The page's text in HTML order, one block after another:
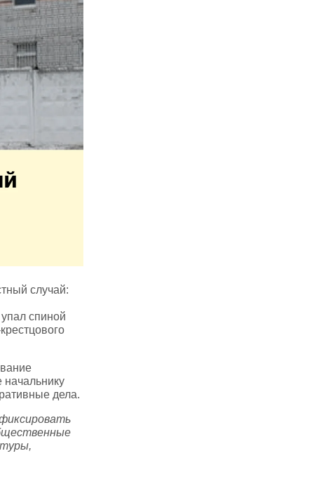
случай:
спиной
дела.